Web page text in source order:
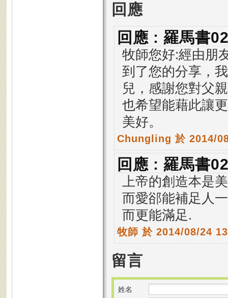
回應
回應 : 羅馬書
牧師您好:經由朋
到了您的分享，
兒，感謝您對父
也希望能藉此讓
美好。
Chungling 於 2014/
回應 : 羅馬書
上帝的創造本是
而愛郤能補足人
而更能滿足.
牧師 於 2014/08/24
留言
姓名